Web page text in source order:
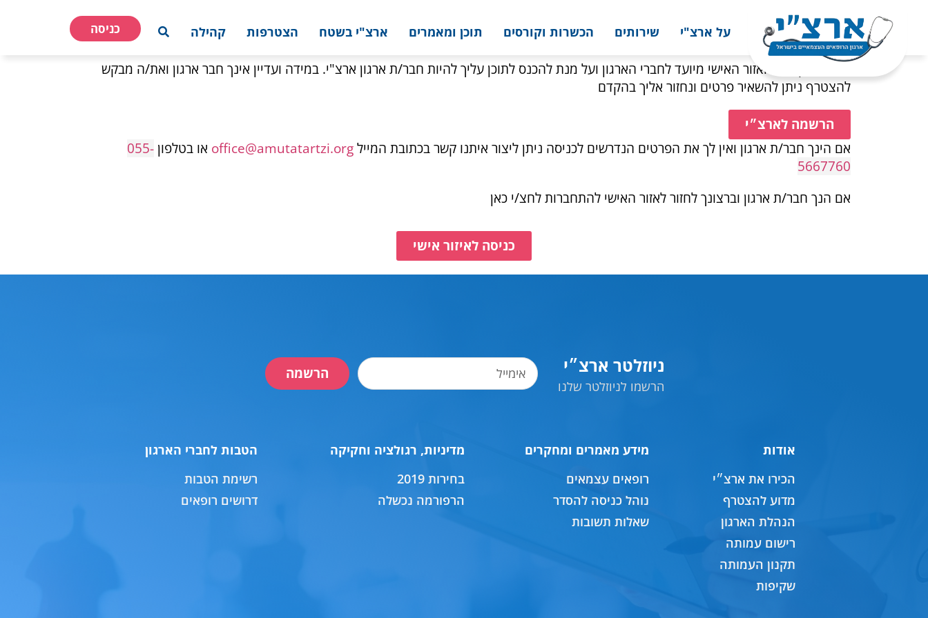
על ארצ"י שירותים הכשרות וקורסים תוכן ומאמרים ארצ"י בשטח הצטרפות קהילה כניסה
רופא/ה יקר/ה, האזור האישי מיועד לחברי הארגון ועל מנת להכנס לתוכן עליך להיות חבר/ת ארגון ארצ"י. במידה ועדיין אינך חבר ארגון ואת/ה מבקש
להצטרף ניתן להשאיר פרטים ונחזור אליך בהקדם
הרשמה לארצ״י
אם הינך חבר/ת ארגון ואין לך את הפרטים הנדרשים לכניסה ניתן ליצור איתנו קשר בכתובת המיילoffice@amutatartzi.org או בטלפון 055-
5667760
אם הנך חבר/ת ארגון וברצונך לחזור לאזור האישי להתחברות לחצ/י כאן
כניסה לאיזור אישי
ניוזלטר ארצ״י
הרשמו לניוזלטר שלנו
הרשמה
אודות
הכירו את ארצ״י
מדוע להצטרף
הנהלת הארגון
רישום עמותה
תקנון העמותה
שקיפות
מידע מאמרים ומחקרים
רופאים עצמאים
נוהל כניסה להסדר
שאלות תשובות
מדיניות, רגולציה וחקיקה
בחירות 2019
הרפורמה נכשלה
הטבות לחברי הארגון
רשימת הטבות
דרושים רופאים